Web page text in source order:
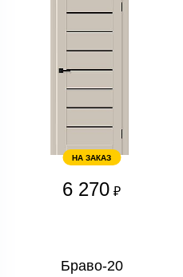
НА ЗАКАЗ
6 270 ₽
Браво-20